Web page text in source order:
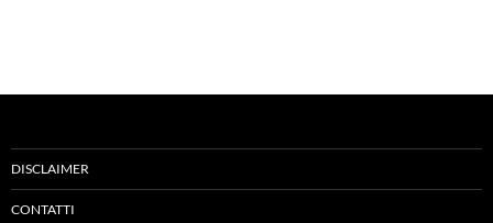
DISCLAIMER
CONTATTI